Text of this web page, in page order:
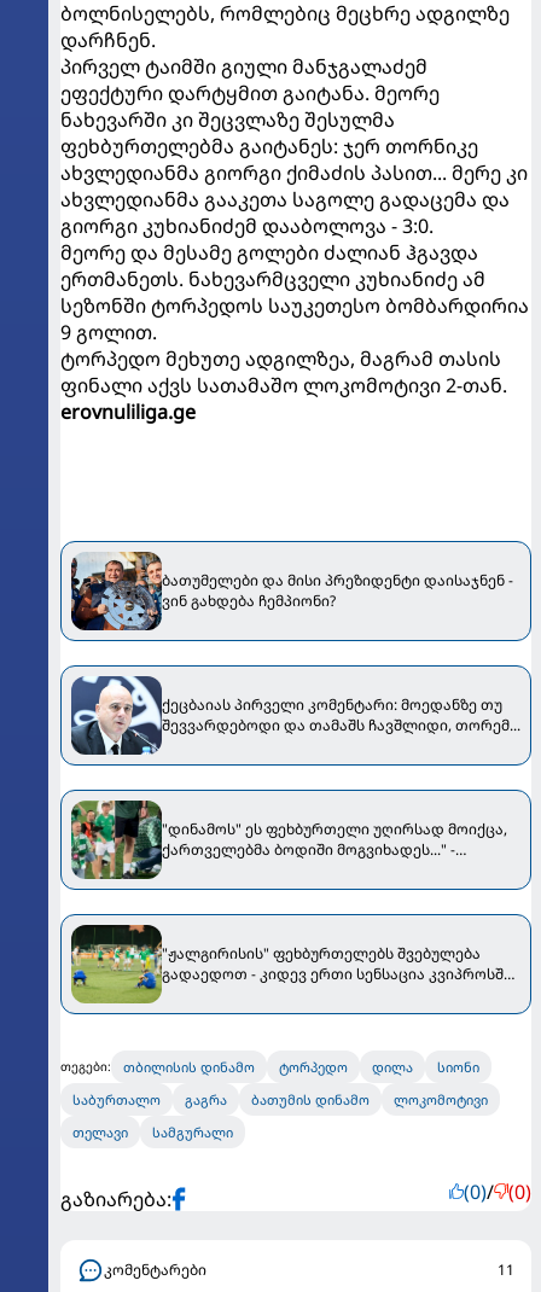
ბოლნისელებს, რომლებიც მეცხრე ადგილზე
დარჩნენ.
პირველ ტაიმში გიული მანჯგალაძემ
ეფექტური დარტყმით გაიტანა. მეორე
ნახევარში კი შეცვლაზე შესულმა
ფეხბურთელებმა გაიტანეს: ჯერ თორნიკე
ახვლედიანმა გიორგი ქიმაძის პასით... მერე კი
ახვლედიანმა გააკეთა საგოლე გადაცემა და
გიორგი კუხიანიძემ დააბოლოვა - 3:0.
მეორე და მესამე გოლები ძალიან ჰგავდა
ერთმანეთს. ნახევარმცველი კუხიანიძე ამ
სეზონში ტორპედოს საუკეთესო ბომბარდირია
9 გოლით.
ტორპედო მეხუთე ადგილზეა, მაგრამ თასის
ფინალი აქვს სათამაშო ლოკომოტივი 2-თან.
erovnuliliga.ge
ბათუმელები და მისი პრეზიდენტი დაისაჯნენ -
ვინ გახდება ჩემპიონი?
ქეცბაიას პირველი კომენტარი: მოედანზე თუ
შევვარდებოდი და თამაშს ჩავშლიდი, თორემ...
"დინამოს" ეს ფეხბურთელი უღირსად მოიქცა,
ქართველებმა ბოდიში მოგვიხადეს..." -
ავრცელებს
"ჟალგირისის" ფეხბურთელებს შვებულება
გადაედოთ - კიდევ ერთი სენსაცია კვიპროსში
თეგები: თბილისის დინამო ტორპედო დილა
სიონი
საბურთალო
გაგრა ბათუმის დინამო
ლოკომოტივი
თელავი
სამგურალი
გაზიარება: (0)/ (0)
კომენტარები 11